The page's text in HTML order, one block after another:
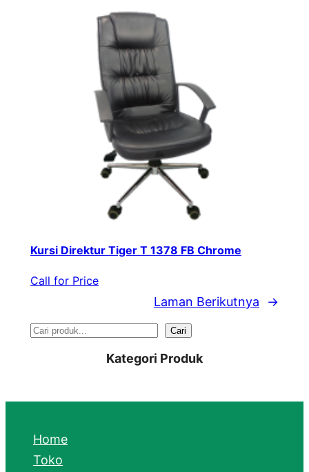
Kursi Direktur Tiger T 1378 FB Chrome
Call for Price
Laman Berikutnya →
S
r
h
Cari
Kategori Produk
Home
Toko